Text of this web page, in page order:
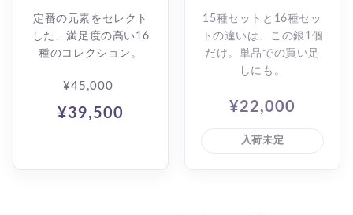
定番の元素をセレクト
した、満足度の高い16
種のコレクション。
¥45,000
¥39,500
15種セットと16種セッ
トの違いは、この銀1個
だけ。単品での買い足
しにも。
¥22,000
入荷未定